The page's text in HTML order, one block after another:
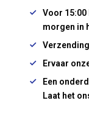
Voor 15:00
morgen in
Ervaar
Een
Laat het